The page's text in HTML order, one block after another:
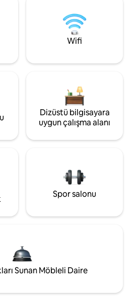
Wifi
Dizüstü bilgisayara
uygun çalışma alanı
Spor salonu
Sunan Möbleli Daire